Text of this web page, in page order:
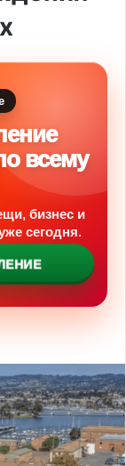
всему
бизнес и
сегодня.